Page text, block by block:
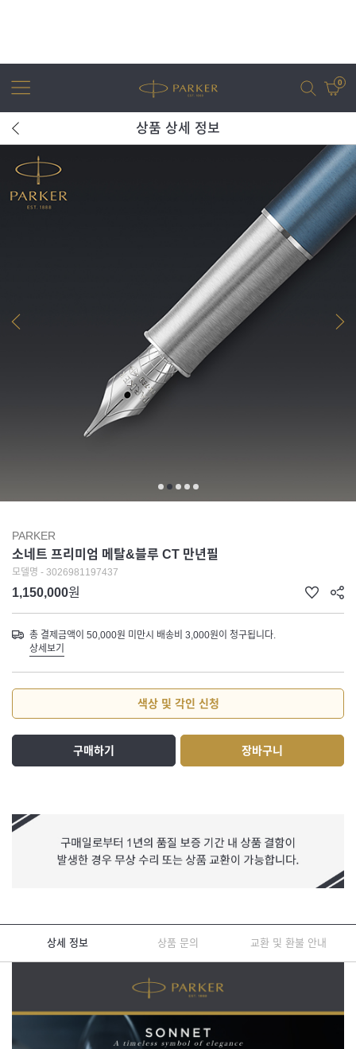
0
조터
상품 상세 정보
PARKER
소네트 프리미엄 메탈&블루 CT 만년필
모델명 - 3026981197437
1,150,000원
총 결제금액이 50,000원 미만시 배송비 3,000원이 청구됩니다.
상세보기
색상 및 각인 신청
구매하기 장바구니
상세 정보 상품 문의 교환 및 환불 안내